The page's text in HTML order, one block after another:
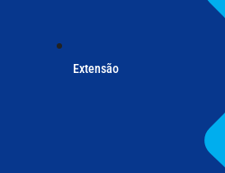
Extensão